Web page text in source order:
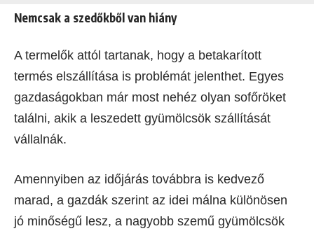
Nemcsak a szedőkből van hiány
A termelők attól tartanak, hogy a betakarított
termés elszállítása is problémát jelenthet. Egyes
gazdaságokban már most nehéz olyan sofőröket
találni, akik a leszedett gyümölcsök szállítását
vállalnák.
Amennyiben az időjárás továbbra is kedvező
marad, a gazdák szerint az idei málna különösen
jó minőségű lesz, a nagyobb szemű gyümölcsök